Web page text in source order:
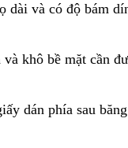
dài và có độ bám
khô bề mặt cần đ
dán phía sau